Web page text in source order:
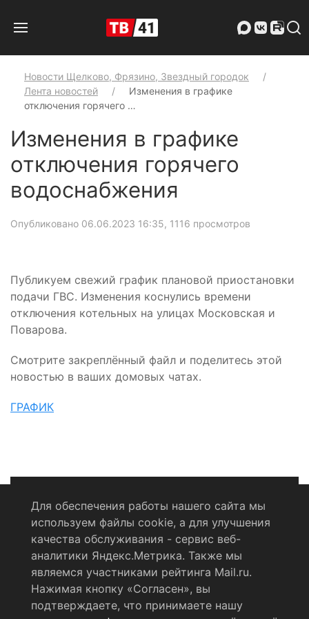
Новости Щелково, Фрязино, Звездный городок
Лента новостей
Изменения в графике
отключения горячего …
Изменения в графике
отключения горячего
водоснабжения
Опубликовано 06.06.2023 16:35, 1116 просмотров
Публикуем свежий график плановой приостановки
подачи ГВС. Изменения коснулись времени
отключения котельных на улицах Московская и
Поварова.
Смотрите закреплённый файл и поделитесь этой
новостью в ваших домовых чатах.
ГРАФИК
Политика конфиденциальности
Согласие на обработку персональных данных
RSS-лента
Для обеспечения работы нашего сайта мы
используем файлы cookie, а для улучшения
качества обслуживания - сервис веб-
аналитики Яндекс.Метрика. Также мы
являемся участниками рейтинга Mail.ru.
Нажимая кнопку «Согласен», вы
подтверждаете, что принимаете нашу